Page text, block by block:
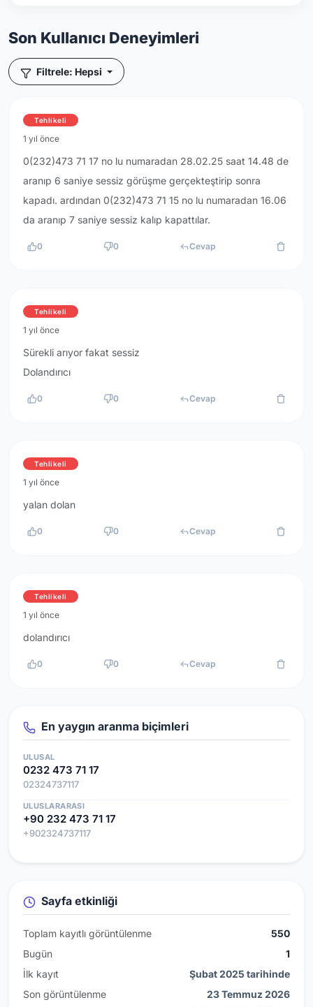
Son Kullanıcı Deneyimleri
Filtrele: Hepsi
Tehlikeli
1 yıl önce
0(232)473 71 17 no lu numaradan 28.02.25 saat 14.48 de
aranıp 6 saniye sessiz görüşme gerçekteştirip sonra
kapadı. ardından 0(232)473 71 15 no lu numaradan 16.06
da aranıp 7 saniye sessiz kalıp kapattılar.
0 0 Cevap
Tehlikeli
1 yıl önce
Sürekli arıyor fakat sessiz
Dolandırıcı
0 0 Cevap
Tehlikeli
1 yıl önce
yalan dolan
0 0 Cevap
Tehlikeli
1 yıl önce
dolandırıcı
0 0 Cevap
En yaygın aranma biçimleri
ULUSAL
0232 473 71 17
02324737117
ULUSLARARASI
+90 232 473 71 17
+902324737117
Sayfa etkinliği
Toplam kayıtlı görüntülenme
550
Bugün
1
İlk kayıt
Şubat 2025 tarihinde
Son görüntülenme
23 Temmuz 2026